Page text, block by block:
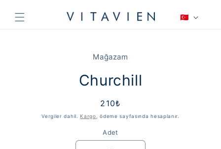
atla
🇹🇷
Mağazam
Churchill
Normal
fiyat
210₺
Vergiler dahil. Kargo , ödeme sayfasında hesaplanır.
Adet